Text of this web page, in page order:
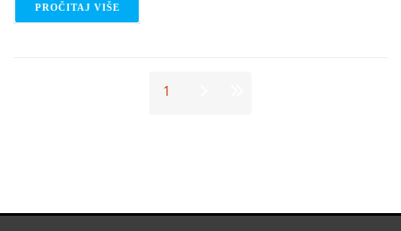
PROČITAJ VIŠE
1